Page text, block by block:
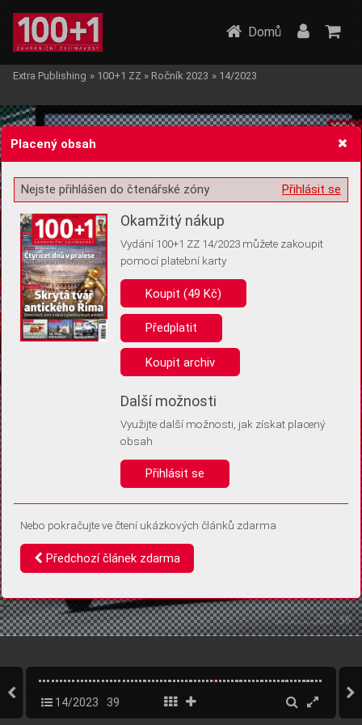
Žádost o souhlas s ukládáním volitelných informací
Pro základní fungování webu nepotřebujeme ukládat žádné informace
(tzv. cookies apod.). Rádi bychom vás ale požádali o souhlas s
uložením volitelných informací:
Anonymní unikátní ID
Díky němu příště poznáme, že se jedná o stejné zařízení, a
Identifikátor je zcela anonymní.
Vaše souhlasy a odmítnutí si ukládáme do vašeho zařízení, abychom se
vás už příště znovu neptali. Můžete je kdykoli později upravit ve Správě
Domů
Extra Publishing » 100+1 ZZ » Ročník 2023 » 14/2023
14/2023 39
Placený obsah
Přihlásit se
Nejste přihlášen do čtenářské zóny
Okamžitý nákup
Vydání 100+1 ZZ 14/2023 můžete zakoupit
pomocí platební karty
Koupit (49 Kč)
Předplatit
Koupit archiv
Další možnosti
Využijte další možnosti, jak získat placený
obsah
Přihlásit se
Nebo pokračujte ve čtení ukázkových článků zdarma
Předchozí článek zdarma